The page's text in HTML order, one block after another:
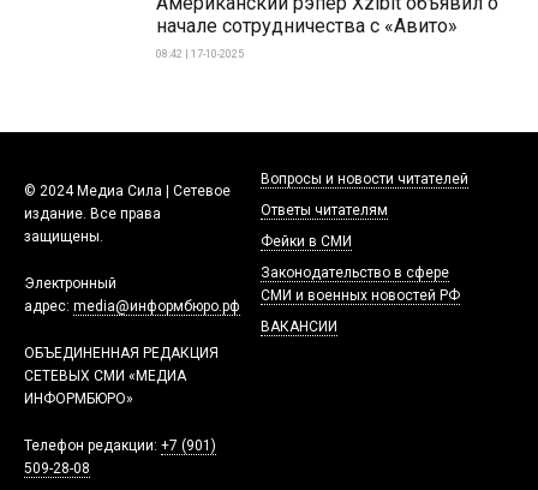
начале сотрудничества с «Авито»
08:42 | 17-10-2025
© 2024 Медиа Сила | Сетевое
издание. Все права
защищены.
Электронный
адрес: media@информбюро.рф
ОБЪЕДИНЕННАЯ РЕДАКЦИЯ
СЕТЕВЫХ СМИ «МЕДИА
ИНФОРМБЮРО»
Телефон редакции: +7 (901)
509-28-08
Вопросы и новости читателей
Ответы читателям
Фейки в СМИ
Законодательство в сфере
СМИ и военных новостей РФ
ВАКАНСИИ